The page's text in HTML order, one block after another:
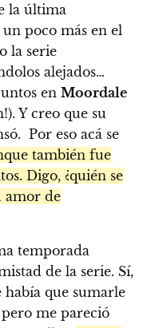
la última
poco más en el
la serie
alejados…
en Moordale
Y creo que su
Por eso acá se
también fue
Digo, ¿quién se
amor de
temporada
de la serie. Sí,
había que sumarle
me pareció